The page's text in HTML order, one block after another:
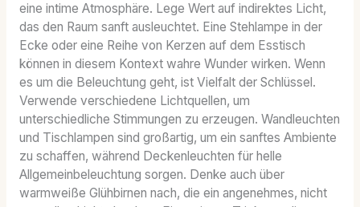
eine intime Atmosphäre. Lege Wert auf indirektes Licht,
das den Raum sanft ausleuchtet. Eine Stehlampe in der
Ecke oder eine Reihe von Kerzen auf dem Esstisch
können in diesem Kontext wahre Wunder wirken. Wenn
es um die Beleuchtung geht, ist Vielfalt der Schlüssel.
Verwende verschiedene Lichtquellen, um
unterschiedliche Stimmungen zu erzeugen. Wandleuchten
und Tischlampen sind großartig, um ein sanftes Ambiente
zu schaffen, während Deckenleuchten für helle
Allgemeinbeleuchtung sorgen. Denke auch über
warmweiße Glühbirnen nach, die ein angenehmes, nicht